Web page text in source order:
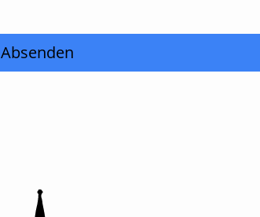
Absenden